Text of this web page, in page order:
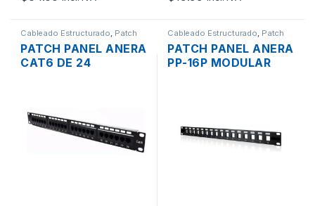
Cableado Estructurado, Patch
PATCH PANEL ANERA
CAT6 DE 24
Cableado Estructurado, Patch
PATCH PANEL ANERA
PP-16P MODULAR